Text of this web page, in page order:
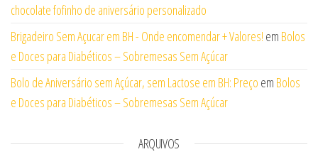
chocolate fofinho de aniversário personalizado
Brigadeiro Sem Açucar em BH - Onde encomendar + Valores! em Bolos
e Doces para Diabéticos – Sobremesas Sem Açúcar
Bolo de Aniversário sem Açúcar, sem Lactose em BH: Preço em Bolos
e Doces para Diabéticos – Sobremesas Sem Açúcar
ARQUIVOS